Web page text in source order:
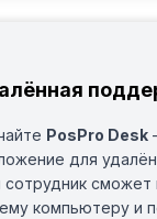
PosPro Desk
для
сможет
компьютеру и